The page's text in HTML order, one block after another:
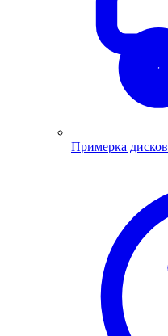
Примерка дисков